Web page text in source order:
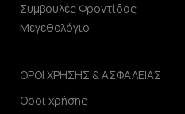
Συμβουλές Φροντίδας
Μεγεθολόγιο
ΟΡΟΙ ΧΡΗΣΗΣ & ΑΣΦΑΛΕΙΑΣ
Οροι χρήσης